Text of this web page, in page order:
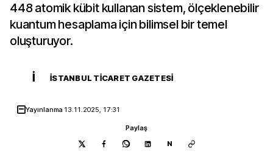
448 atomik kübit kullanan sistem, ölçeklenebilir
kuantum hesaplama için bilimsel bir temel
oluşturuyor.
İ İSTANBUL TICARET GAZETESI
Yayınlanma 13.11.2025, 17:31
Paylaş
N